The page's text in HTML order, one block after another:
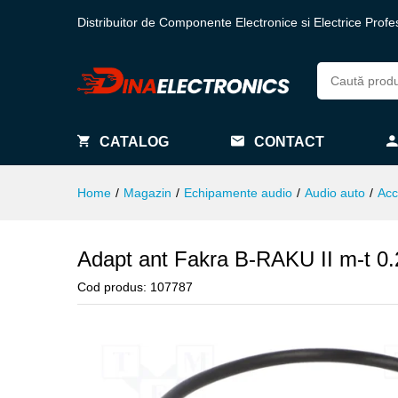
Distribuitor de Componente Electronice si Electrice
CATALOG CONTACT
Home / Magazin / Echipamente audio / Audio auto /
Adapt ant Fakra B-RAKU II m-t
Cod produs: 107787